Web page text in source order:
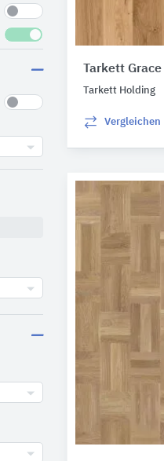
Tarkett Grace
Tarkett Holding
Vergleichen